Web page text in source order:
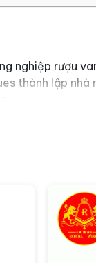
nghiệp rượu
thành lập
của vùng
phẩm tuyệt